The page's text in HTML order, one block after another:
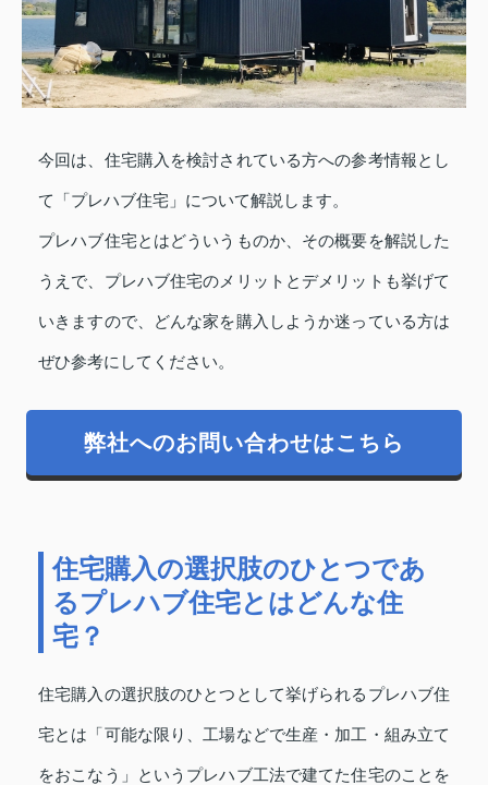
今回は、住宅購入を検討されている方への参考情報とし
て「プレハブ住宅」について解説します。
プレハブ住宅とはどういうものか、その概要を解説した
うえで、プレハブ住宅のメリットとデメリットも挙げて
いきますので、どんな家を購入しようか迷っている方は
ぜひ参考にしてください。
弊社へのお問い合わせはこちら
住宅購入の選択肢のひとつであ
るプレハブ住宅とはどんな住
宅？
住宅購入の選択肢のひとつとして挙げられるプレハブ住
宅とは「可能な限り、工場などで生産・加工・組み立て
をおこなう」というプレハブ工法で建てた住宅のことを